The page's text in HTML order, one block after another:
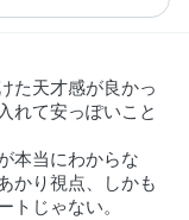
た天才感が良かっ
れて安っぽいこと
本当にわからな
かり視点、しかも
じゃない。